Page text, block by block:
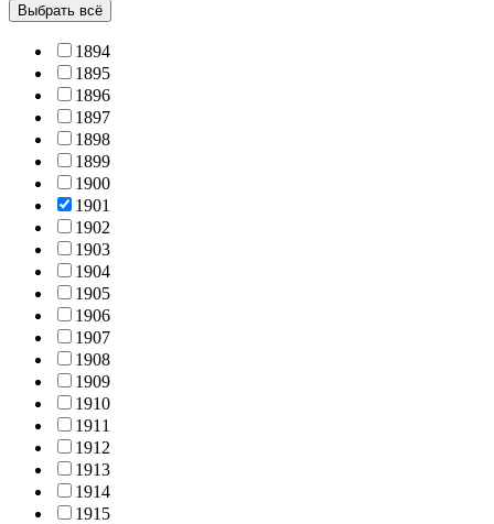
Выбрать всё
1894
1895
1896
1897
1898
1899
1900
1901
1902
1903
1904
1905
1906
1907
1908
1909
1910
1911
1912
1913
1914
1915